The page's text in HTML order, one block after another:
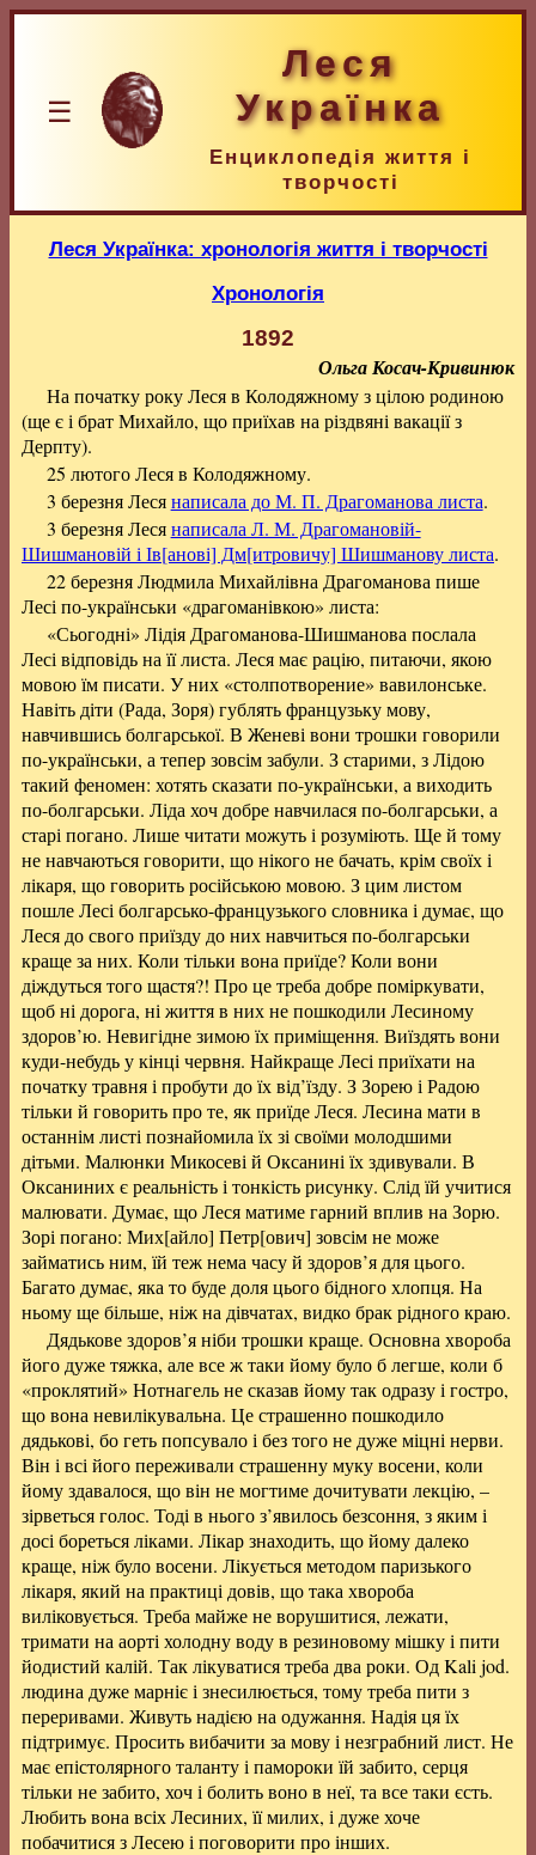
☰
Леся
Українка
Енциклопедія життя і
творчості
Леся Українка: хронологія життя і творчості
Хронологія
1892
Ольга Косач-Кривинюк
На початку року Леся в Колодяжному з цілою родиною
(ще є і брат Михайло, що приїхав на різдвяні вакації з
Дерпту).
25 лютого Леся в Колодяжному.
3 березня Лесянаписала до М. П. Драгоманова листа.
3 березня Лесянаписала Л. М. Драгомановій-
Шишмановій і Ів[анові] Дм[итровичу] Шишманову листа.
22 березня Людмила Михайлівна Драгоманова пише
Лесі по-українськи «драгоманівкою» листа:
«Сьогодні» Лідія Драгоманова-Шишманова послала
Лесі відповідь на її листа. Леся має рацію, питаючи, якою
мовою їм писати. У них «столпотворение» вавилонське.
Навіть діти (Рада, Зоря) гублять французьку мову,
навчившись болгарської. В Женеві вони трошки говорили
по-українськи, а тепер зовсім забули. З старими, з Лідою
такий феномен: хотять сказати по-українськи, а виходить
по-болгарськи. Ліда хоч добре навчилася по-болгарськи, а
старі погано. Лише читати можуть і розуміють. Ще й тому
не навчаються говорити, що нікого не бачать, крім своїх і
лікаря, що говорить російською мовою. З цим листом
пошле Лесі болгарсько-французького словника і думає, що
Леся до свого приїзду до них навчиться по-болгарськи
краще за них. Коли тільки вона приїде? Коли вони
діждуться того щастя?! Про це треба добре поміркувати,
щоб ні дорога, ні життя в них не пошкодили Лесиному
здоров’ю. Невигідне зимою їх приміщення. Виїздять вони
куди-небудь у кінці червня. Найкраще Лесі приїхати на
початку травня і пробути до їх від’їзду. З Зорею і Радою
тільки й говорить про те, як приїде Леся. Лесина мати в
останнім листі познайомила їх зі своїми молодшими
дітьми. Малюнки Микосеві й Оксанині їх здивували. В
Оксаниних є реальність і тонкість рисунку. Слід їй учитися
малювати. Думає, що Леся матиме гарний вплив на Зорю.
Зорі погано: Мих[айло] Петр[ович] зовсім не може
займатись ним, їй теж нема часу й здоров’я для цього.
Багато думає, яка то буде доля цього бідного хлопця. На
ньому ще більше, ніж на дівчатах, видко брак рідного краю.
Дядькове здоров’я ніби трошки краще. Основна хвороба
його дуже тяжка, але все ж таки йому було б легше, коли б
«проклятий» Нотнагель не сказав йому так одразу і гостро,
що вона невилікувальна. Це страшенно пошкодило
дядькові, бо геть попсувало і без того не дуже міцні нерви.
Він і всі його переживали страшенну муку восени, коли
йому здавалося, що він не могтиме дочитувати лекцію, –
зірветься голос. Тоді в нього з’явилось безсоння, з яким і
досі бореться ліками. Лікар знаходить, що йому далеко
краще, ніж було восени. Лікується методом паризького
лікаря, який на практиці довів, що така хвороба
виліковується. Треба майже не ворушитися, лежати,
тримати на аорті холодну воду в резиновому мішку і пити
йодистий калій. Так лікуватися треба два роки. Од Kali jod.
людина дуже марніє і знесилюється, тому треба пити з
переривами. Живуть надією на одужання. Надія ця їх
підтримує. Просить вибачити за мову і незграбний лист. Не
має епістолярного таланту і памороки їй забито, серця
тільки не забито, хоч і болить воно в неї, та все таки єсть.
Любить вона всіх Лесиних, її милих, і дуже хоче
побачитися з Лесею і поговорити про інших.